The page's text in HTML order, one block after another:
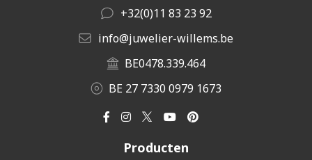
+32(0)11 83 23 92
info@juwelier-willems.be
BE0478.339.464
BE 27 7330 0979 1673
Producten